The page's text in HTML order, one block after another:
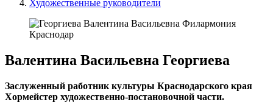
Художественные руководители
Валентина Васильевна Георгиева
Заслуженный работник культуры Краснодарского края
Хормейстер художественно-постановочной части.